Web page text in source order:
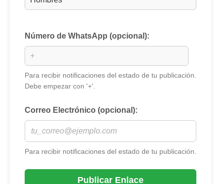
Número de WhatsApp (opcional):
Para recibir notificaciones del estado de tu publicación.
Debe empezar con '+'.
Correo Electrónico (opcional):
Para recibir notificaciones del estado de tu publicación.
Publicar Enlace